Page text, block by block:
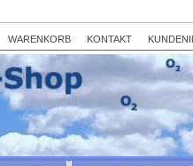
WARENKORB KONTAKT